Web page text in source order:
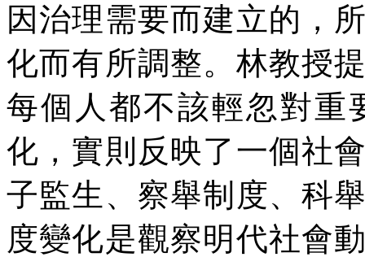
因治理需要而建立的，
化而有所調整。林教授
每個人都不該輕忽對重
化，實則反映了一個社
子監生、察舉制度、科
度變化是觀察明代社會